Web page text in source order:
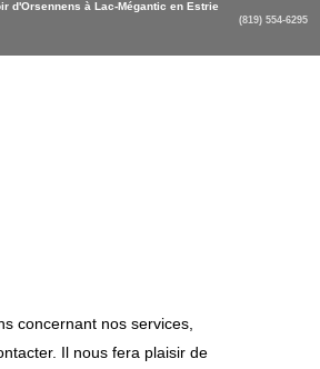
concernant nos services,
Il nous fera plaisir de